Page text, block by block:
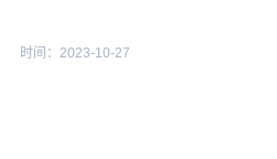
时间： 2023-10-27